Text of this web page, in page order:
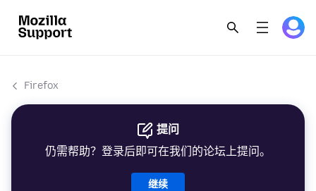
Firefox
提问
仍需帮助？登录后即可在我们的论坛上提问。
继续